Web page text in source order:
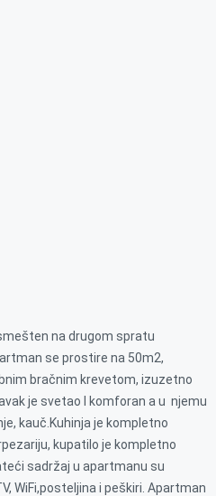
na drugom spratu
se prostire na 50m2,
bračnim krevetom, izuzetno
je svetao I komforan a u njemu
kauč.Kuhinja je kompletno
kupatilo je kompletno
sadržaj u apartmanu su
WiFi,posteljina i peškiri. Apartman